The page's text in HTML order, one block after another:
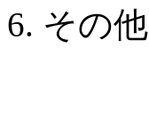
その他